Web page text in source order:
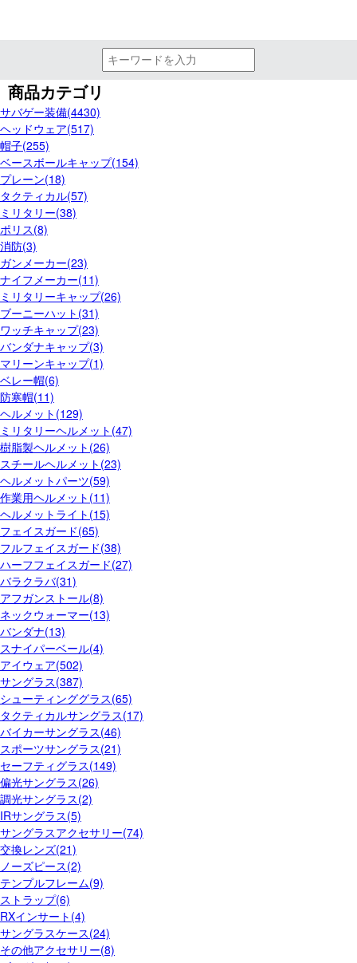
商品カテゴリ
サバゲー装備(4430)
ヘッドウェア(517)
帽子(255)
ベースボールキャップ(154)
プレーン(18)
タクティカル(57)
ミリタリー(38)
ポリス(8)
消防(3)
ガンメーカー(23)
ナイフメーカー(11)
ミリタリーキャップ(26)
ブーニーハット(31)
ワッチキャップ(23)
バンダナキャップ(3)
マリーンキャップ(1)
ベレー帽(6)
防寒帽(11)
ヘルメット(129)
ミリタリーヘルメット(47)
樹脂製ヘルメット(26)
スチールヘルメット(23)
ヘルメットパーツ(59)
作業用ヘルメット(11)
ヘルメットライト(15)
フェイスガード(65)
フルフェイスガード(38)
ハーフフェイスガード(27)
バラクラバ(31)
アフガンストール(8)
ネックウォーマー(13)
バンダナ(13)
スナイパーベール(4)
アイウェア(502)
サングラス(387)
シューティンググラス(65)
タクティカルサングラス(17)
バイカーサングラス(46)
スポーツサングラス(21)
セーフティグラス(149)
偏光サングラス(26)
調光サングラス(2)
IRサングラス(5)
サングラスアクセサリー(74)
交換レンズ(21)
ノーズピース(2)
テンプルフレーム(9)
ストラップ(6)
RXインサート(4)
サングラスケース(24)
その他アクセサリー(8)